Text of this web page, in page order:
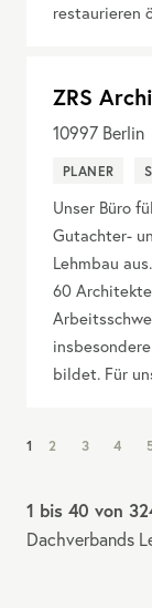
restaurieren
ZRS
10997 Berlin
PLANER
Unser Büro
Gutachter-
Lehmbau
60
bildet. Für
NAV:
1 2 3 4
1 bis 40 von
Dachverbands